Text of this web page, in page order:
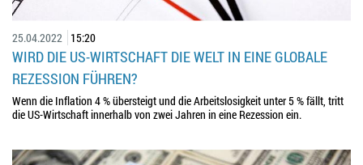
25.04.2022 15:20
WIRD DIE US-WIRTSCHAFT DIE WELT IN EINE GLOBALE
REZESSION FÜHREN?
Wenn die Inflation 4 % übersteigt und die Arbeitslosigkeit unter 5 % fällt, tritt
die US-Wirtschaft innerhalb von zwei Jahren in eine Rezession ein.